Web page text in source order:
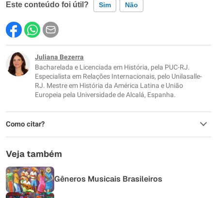
Este conteúdo foi útil? Sim Não
Este conteúdo contém informação incorreta
Este conteúdo não tem a informação que procuro
Outro
Juliana Bezerra
Bacharelada e Licenciada em História, pela PUC-RJ.
Especialista em Relações Internacionais, pelo Unilasalle-
RJ. Mestre em História da América Latina e União
Europeia pela Universidade de Alcalá, Espanha.
Como citar?
Veja também
Gêneros Musicais Brasileiros